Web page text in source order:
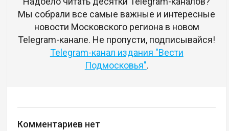
Мы собрали все самые важные и интересные
новости Московского региона в новом
Telegram-канале. Не пропусти, подписывайся!
Telegram-канал издания "Вести
Подмосковья".
Комментариев нет